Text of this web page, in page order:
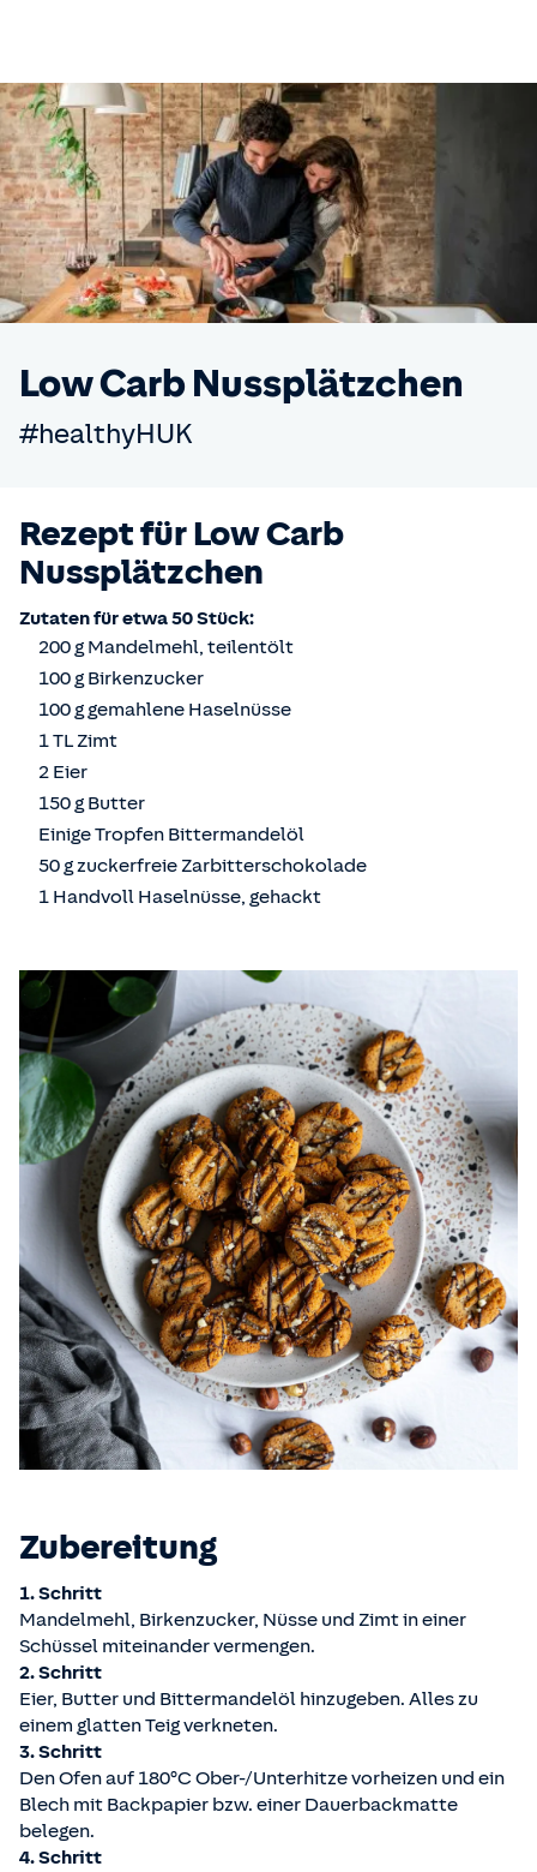
Low Carb Nussplätzchen
#healthyHUK
Rezept für Low Carb
Nussplätzchen
Zutaten für etwa 50 Stück:
200 g Mandelmehl, teilentölt
100 g Birkenzucker
100 g gemahlene Haselnüsse
1 TL Zimt
2 Eier
150 g Butter
Einige Tropfen Bittermandelöl
50 g zuckerfreie Zarbitterschokolade
1 Handvoll Haselnüsse, gehackt
Zubereitung
1. Schritt
Mandelmehl, Birkenzucker, Nüsse und Zimt in einer
Schüssel miteinander vermengen.
2. Schritt
Eier, Butter und Bittermandelöl hinzugeben. Alles zu
einem glatten Teig verkneten.
3. Schritt
Den Ofen auf 180°C Ober-/Unterhitze vorheizen und ein
Blech mit Backpapier bzw. einer Dauerbackmatte
belegen.
4. Schritt